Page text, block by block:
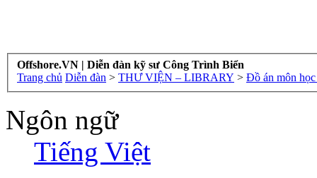
Offshore.VN | Diễn đàn kỹ sư Công Trình Biển
Trang chủ Diễn đàn > THƯ VIỆN – LIBRARY > Đồ án môn
Ngôn ngữ
Tiếng Việt